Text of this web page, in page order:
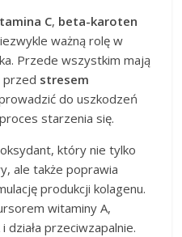
C, beta-karoten
ważną rolę w
Przede wszystkim mają
przed stresem
do uszkodzeń
starzenia się.
który nie tylko
ale także poprawia
produkcji kolagenu.
witaminy A,
działa przeciwzapalnie.